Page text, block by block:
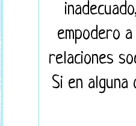
empodero
relaciones
Si en